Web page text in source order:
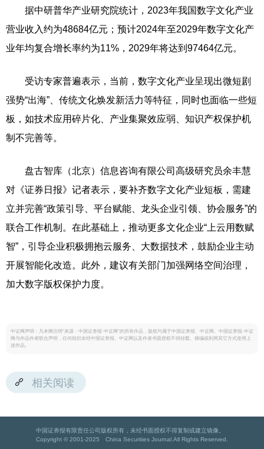
据中研普华产业研究院统计，2023年我国数字文化产业
营业收入约为48684亿元；预计2024年至2029年数字文化产
业年均复合增长率约为11%，2029年将达到97464亿元。
受访专家普遍表示，当前，数字文化产业呈现出微短剧
强势“出海”、传统文化焕发新活力等特征，同时也面临一些短
板，如技术应用碎片化、产业集聚效应弱、知识产权保护机
制不完善等。
盘古智库（北京）信息咨询有限公司高级研究员余丰慧
对《证券日报》记者表示，要补齐数字文化产业短板，需建
立并完善“政策引导、平台赋能、龙头企业引领、协会服务”的
联合工作机制。在此基础上，推动更多文化企业“上云用数赋
智”，引导企业积极拥抱云服务、大数据技术，鼓励企业主动
开展智能化改造。此外，建议有关部门加强网络空间治理，
加大数字版权保护力度。
中证网声明：凡本网注明“来源：中国证券报·中证网”的所有作品，版权均属于中国证券报、中证网。中国证券报·中证
网与作品作者联合声明，任何组织未经中国证券报、中证网以及作者书面授权不得转载、摘编或利用其它方式使用上
述作品。
相关阅读
中国证券报有限责任公司版权所有，未经书面授权不得复制或建立镜像。
Copyright © 2001-2025 China Securities Journal.All Rights Reserved.